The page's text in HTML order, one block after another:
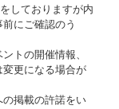
しておりますが内
にご確認のう
トの開催情報、
更になる場合が
掲載の許諾をい